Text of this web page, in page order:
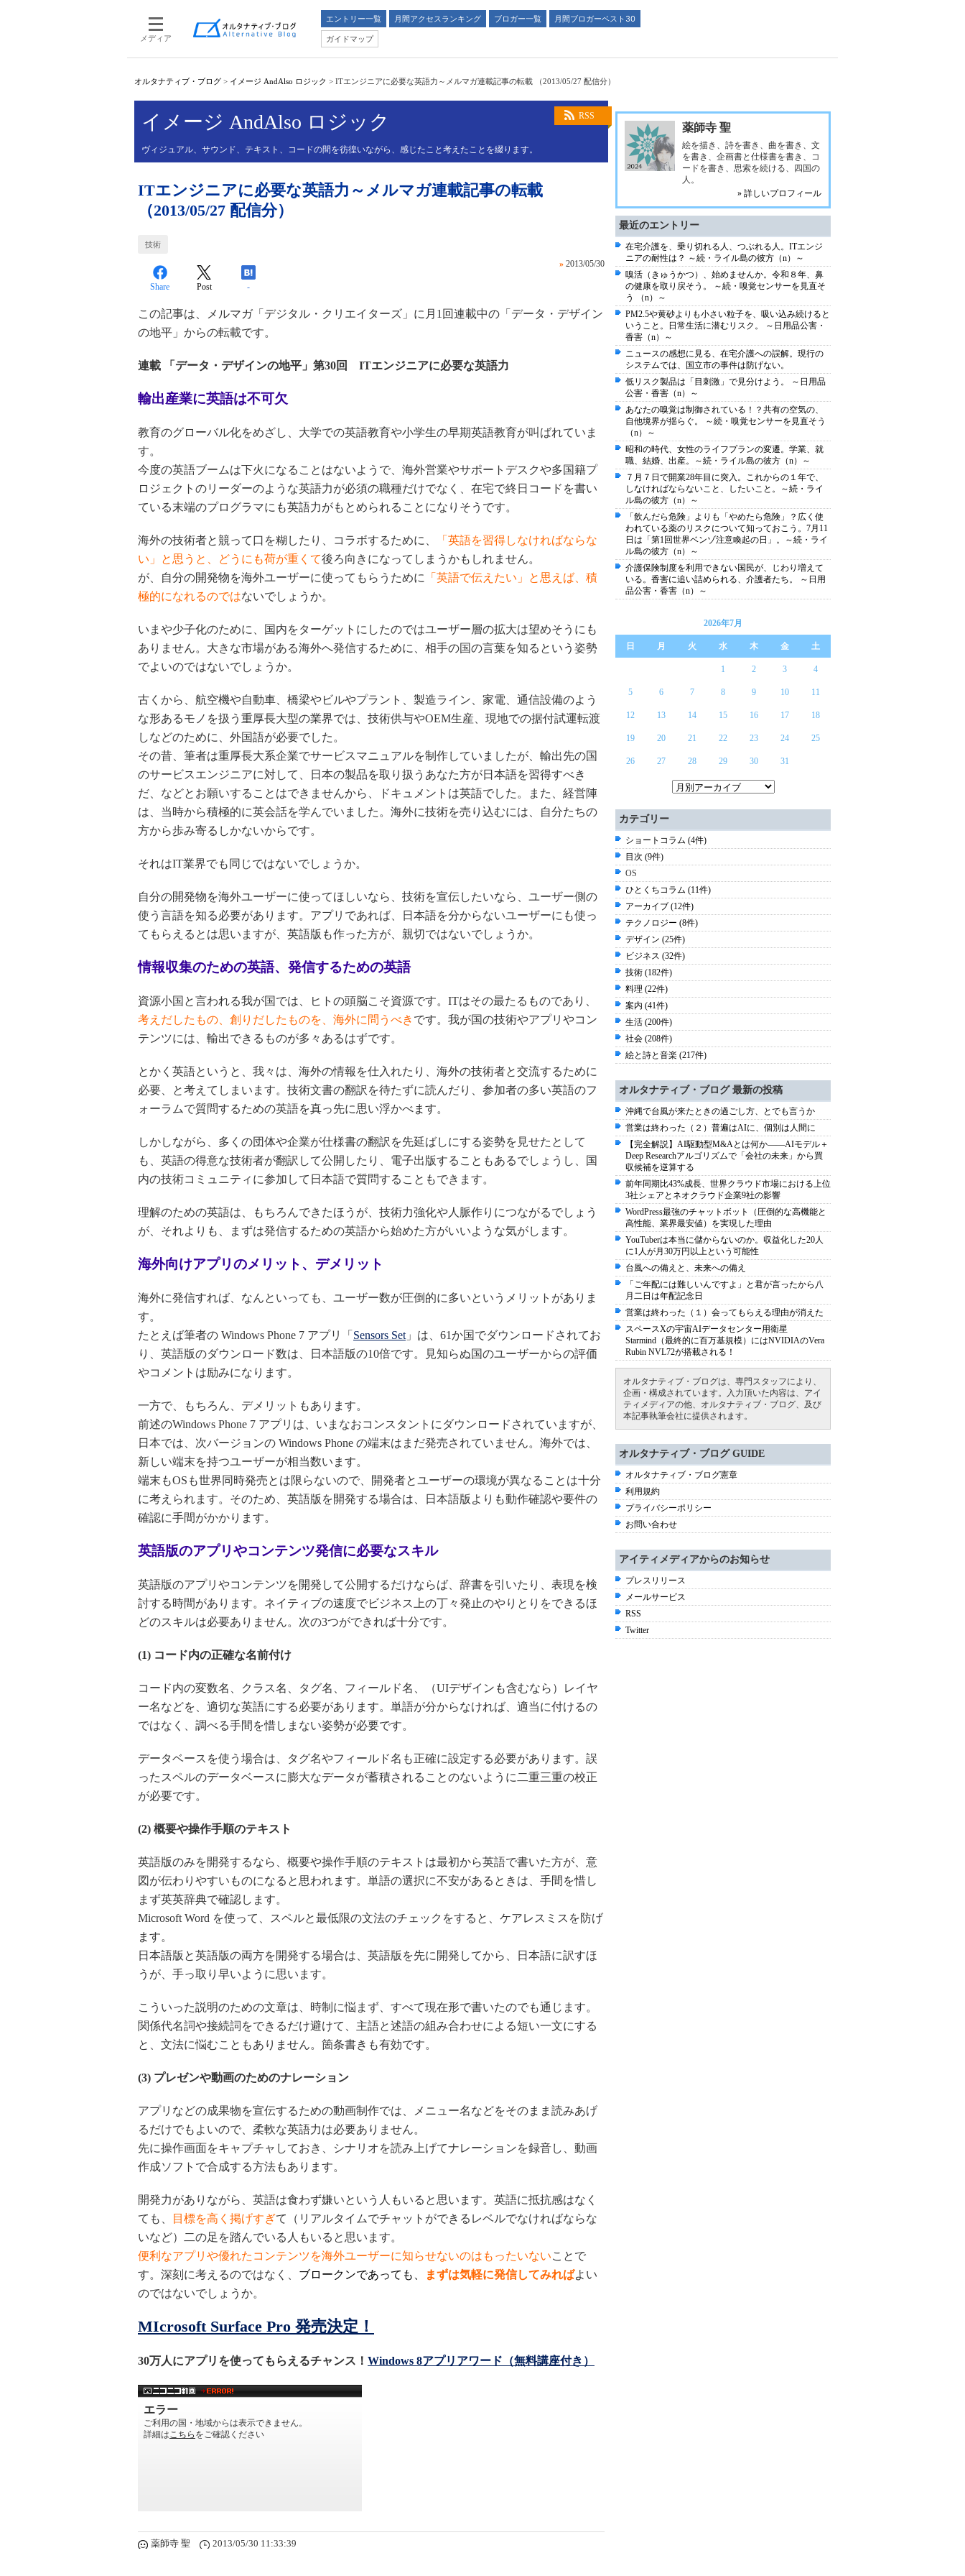
メディア
エントリー一覧 月間アクセスランキング ブロガー一覧
月間ブロガーベスト30
ガイドマップ
オルタナティブ・ブログ > イメージ AndAlso ロジック > ITエンジニアに必要な英語力～メルマガ連載記事の転載 （2013/05/27 配信分）
RSS
イメージ AndAlso ロジック
ヴィジュアル、サウンド、テキスト、コードの間を彷徨いながら、感じたこと考えたことを綴ります。
ITエンジニアに必要な英語力～メルマガ連載記事の転載
（2013/05/27 配信分）
技術
» 2013/05/30
Share Post -
この記事は、メルマガ「デジタル・クリエイターズ」に月1回連載中の「データ・デザイン
の地平」からの転載です。
連載 「データ・デザインの地平」第30回 ITエンジニアに必要な英語力
輸出産業に英語は不可欠
教育のグローバル化をめざし、大学での英語教育や小学生の早期英語教育が叫ばれていま
す。
今度の英語ブームは下火になることはないようで、海外営業やサポートデスクや多国籍プ
ロジェクトのリーダーのような英語力が必須の職種だけでなく、在宅で終日コードを書い
ている末端のプログラマにも英語力がもとめられることになりそうです。
海外の技術者と競って口を糊したり、コラボするために、
「英語を習得しなければならな
い」と思うと、どうにも荷が重くて後ろ向きになってしまうかもしれません。
が、自分の開発物を海外ユーザーに使ってもらうために
「英語で伝えたい」と思えば、積
極的になれるのではないでしょうか。
いまや少子化のために、国内をターゲットにしたのではユーザー層の拡大は望めそうにも
ありません。大きな市場がある海外へ発信するために、相手の国の言葉を知るという姿勢
でよいのではないでしょうか。
古くから、航空機や自動車、橋梁やビルやプラント、製造ライン、家電、通信設備のよう
な形あるモノを扱う重厚長大型の業界では、技術供与やOEM生産、現地での据付試運転渡
しなどのために、外国語が必要でした。
その昔、筆者は重厚長大系企業でサービスマニュアルを制作していましたが、輸出先の国
のサービスエンジニアに対して、日本の製品を取り扱うあなた方が日本語を習得すべき
だ、などとお願いすることはできませんから、ドキュメントは英語でした。また、経営陣
は、当時から積極的に英会話を学んでいました。海外に技術を売り込むには、自分たちの
方から歩み寄るしかないからです。
それはIT業界でも同じではないでしょうか。
自分の開発物を海外ユーザーに使ってほしいなら、技術を宣伝したいなら、ユーザー側の
使う言語を知る必要があります。アプリであれば、日本語を分からないユーザーにも使っ
てもらえるとは思いますが、英語版も作った方が、親切ではないでしょうか。
情報収集のための英語、発信するための英語
資源小国と言われる我が国では、ヒトの頭脳こそ資源です。ITはその最たるものであり、
考えだしたもの、創りだしたものを、海外に問うべき です。我が国の技術やアプリやコン
テンツには、輸出できるものが多々あるはずです。
とかく英語というと、我々は、海外の情報を仕入れたり、海外の技術者と交流するために
必要、と考えてしまいます。技術文書の翻訳を待たずに読んだり、参加者の多い英語のフ
ォーラムで質問するための英語を真っ先に思い浮かべます。
しかしながら、多くの団体や企業が仕様書の翻訳を先延ばしにする姿勢を見せたとして
も、英語の得意な技術者が翻訳して公開したり、電子出版することもあるでしょうし、国
内の技術コミュニティに参加して日本語で質問することもできます。
理解のための英語は、もちろんできたほうが、技術力強化や人脈作りにつながるでしょう
が、それよりも、まずは発信するための英語から始めた方がいいような気がします。
海外向けアプリのメリット、デメリット
海外に発信すれば、なんといっても、ユーザー数が圧倒的に多いというメリットがありま
す。
たとえば筆者の Windows Phone 7 アプリ「 Sensors Set 」は、61か国でダウンロードされてお
り、英語版のダウンロード数は、日本語版の10倍です。見知らぬ国のユーザーからの評価
やコメントは励みになります。
一方で、もちろん、デメリットもあります。
前述のWindows Phone 7 アプリは、いまなおコンスタントにダウンロードされていますが、
日本では、次バージョンの Windows Phone の端末はまだ発売されていません。海外では、
新しい端末を持つユーザーが相当数います。
端末もOSも世界同時発売とは限らないので、開発者とユーザーの環境が異なることは十分
に考えられます。そのため、英語版を開発する場合は、日本語版よりも動作確認や要件の
確認に手間がかかります。
英語版のアプリやコンテンツ発信に必要なスキル
英語版のアプリやコンテンツを開発して公開するだけならば、辞書を引いたり、表現を検
討する時間があります。ネイティブの速度でビジネス上の丁々発止のやりとりをできるほ
どのスキルは必要ありません。次の3つができれば十分です。
(1) コード内の正確な名前付け
コード内の変数名、クラス名、タグ名、フィールド名、（UIデザインも含むなら）レイヤ
ー名などを、適切な英語にする必要があります。単語が分からなければ、適当に付けるの
ではなく、調べる手間を惜しまない姿勢が必要です。
データベースを使う場合は、タグ名やフィールド名も正確に設定する必要があります。誤
ったスペルのデータベースに膨大なデータが蓄積されることのないように二重三重の校正
が必要です。
(2) 概要や操作手順のテキスト
英語版のみを開発するなら、概要や操作手順のテキストは最初から英語で書いた方が、意
図が伝わりやすいものになると思われます。単語の選択に不安があるときは、手間を惜し
まず英英辞典で確認します。
Microsoft Word を使って、スペルと最低限の文法のチェックをすると、ケアレスミスを防げ
ます。
日本語版と英語版の両方を開発する場合は、英語版を先に開発してから、日本語に訳すほ
うが、手っ取り早いように思います。
こういった説明のための文章は、時制に悩まず、すべて現在形で書いたのでも通じます。
関係代名詞や接続詞をできるだけ避けて、主語と述語の組み合わせによる短い一文にする
と、文法に悩むこともありません。箇条書きも有効です。
(3) プレゼンや動画のためのナレーション
アプリなどの成果物を宣伝するための動画制作では、メニュー名などをそのまま読みあげ
るだけでもよいので、柔軟な英語力は必要ありません。
先に操作画面をキャプチャしておき、シナリオを読み上げてナレーションを録音し、動画
作成ソフトで合成する方法もあります。
開発力がありながら、英語は食わず嫌いという人もいると思います。英語に抵抗感はなく
ても、
目標を高く掲げすぎて（リアルタイムでチャットができるレベルでなければならな
いなど）二の足を踏んでいる人もいると思います。
便利なアプリや優れたコンテンツを海外ユーザーに知らせないのはもったいないことで
す。深刻に考えるのではなく、 ブロークンであっても、 まずは気軽に発信してみればよい
のではないでしょうか。
MIcrosoft Surface Pro 発売決定！
30万人にアプリを使ってもらえるチャンス！ Windows 8アプリアワード（無料講座付き）
薬師寺 聖 2013/05/30 11:33:39
薬師寺 聖
絵を描き、詩を書き、曲を書き、文
を書き、企画書と仕様書を書き、コ
ードを書き、思索を続ける、四国の
人。
» 詳しいプロフィール
最近のエントリー
在宅介護を、乗り切れる人、つぶれる人。ITエンジ
ニアの耐性は？ ～続・ライル島の彼方（n）～
嗅活（きゅうかつ）、始めませんか。令和８年、鼻
の健康を取り戻そう。 ～続・嗅覚センサーを見直そ
う （n）～
PM2.5や黄砂よりも小さい粒子を、吸い込み続けると
いうこと。日常生活に潜むリスク。 ～日用品公害・
香害（n）～
ニュースの感想に見る、在宅介護への誤解。現行の
システムでは、国立市の事件は防げない。
低リスク製品は「目刺激」で見分けよう。 ～日用品
公害・香害（n）～
あなたの嗅覚は制御されている！？共有の空気の、
自他境界が揺らぐ。 ～続・嗅覚センサーを見直そう
（n）～
昭和の時代、女性のライフプランの変遷。学業、就
職、結婚、出産。～続・ライル島の彼方（n）～
７月７日で開業28年目に突入。これからの１年で、
しなければならないこと、したいこと。～続・ライ
ル島の彼方（n）～
「飲んだら危険」よりも「やめたら危険」？広く使
われている薬のリスクについて知っておこう。7月11
日は「第1回世界ベンゾ注意喚起の日」。～続・ライ
ル島の彼方（n）～
介護保険制度を利用できない国民が、じわり増えて
いる。香害に追い詰められる、介護者たち。 ～日用
品公害・香害（n）～
2026年7月
日 月 火 水 木 金 土
1 2 3 4
5 6 7 8 9 10 11
12 13 14 15 16 17 18
19 20 21 22 23 24 25
26 27 28 29 30 31
カテゴリー
ショートコラム (4件)
目次 (9件)
OS
ひとくちコラム (11件)
アーカイブ (12件)
テクノロジー (8件)
デザイン (25件)
ビジネス (32件)
技術 (182件)
料理 (22件)
案内 (41件)
生活 (200件)
社会 (208件)
絵と詩と音楽 (217件)
オルタナティブ・ブログ 最新の投稿
沖縄で台風が来たときの過ごし方、とでも言うか
営業は終わった（２）普遍はAIに、個別は人間に
【完全解説】AI駆動型M&Aとは何か――AIモデル＋
Deep Researchアルゴリズムで「会社の未来」から買
収候補を逆算する
前年同期比43%成長、世界クラウド市場における上位
3社シェアとネオクラウド企業9社の影響
WordPress最強のチャットボット（圧倒的な高機能と
高性能、業界最安値）を実現した理由
YouTuberは本当に儲からないのか。収益化した20人
に1人が月30万円以上という可能性
台風への備えと、未来への備え
「ご年配には難しいんですよ」と君が言ったから八
月二日は年配記念日
営業は終わった（１）会ってもらえる理由が消えた
スペースXの宇宙AIデータセンター用衛星
Starmind（最終的に百万基規模）にはNVIDIAのVera
Rubin NVL72が搭載される！
オルタナティブ・ブログは、専門スタッフにより、
企画・構成されています。入力頂いた内容は、アイ
ティメディアの他、オルタナティブ・ブログ、及び
本記事執筆会社に提供されます。
オルタナティブ・ブログ GUIDE
オルタナティブ・ブログ憲章
利用規約
プライバシーポリシー
お問い合わせ
アイティメディアからのお知らせ
プレスリリース
メールサービス
RSS
Twitter